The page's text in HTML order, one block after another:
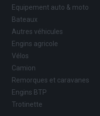
Equipement auto & moto
Bateaux
Autres véhicules
Engins agricole
Vélos
Camion
Remorques et caravanes
Engins BTP
Trotinette